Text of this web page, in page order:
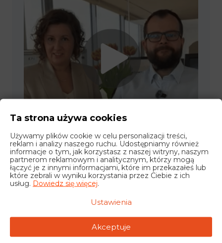
Як виглядає поводження з
фтористими газами на практиці?
1
Перевіряємо товар і документацію
Ta strona używa cookies
Używamy plików cookie w celu personalizacji treści,
reklam i analizy naszego ruchu. Udostępniamy również
informacje o tym, jak korzystasz z naszej witryny, naszym
partnerom reklamowym i analitycznym, którzy mogą
łączyć je z innymi informacjami, które im przekazałeś lub
które zebrali w wyniku korzystania przez Ciebie z ich
usług. Dowiedz się więcej.
Ustawienia
Akceptuje